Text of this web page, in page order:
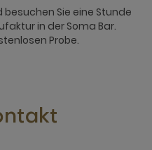
Sie eine Stunde
in der Soma Bar.
Probe.